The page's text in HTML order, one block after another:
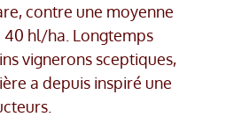
contre une moyenne
hl/ha. Longtemps
vignerons sceptiques,
a depuis inspiré une